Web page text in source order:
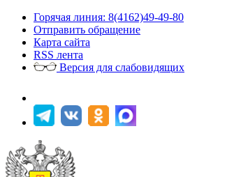
Горячая линия: 8(4162)49-49-80
Отправить обращение
Карта сайта
RSS лента
Версия для слабовидящих